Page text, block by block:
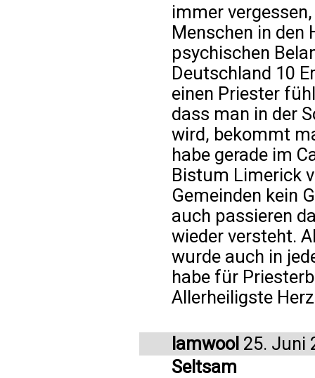
immer
Menschen in
psychischen
Deutschland 10
einen Priester
dass man in der
wird, bekommt
habe gerade im
Bistum Limerick
Gemeinden kein
auch passieren
wieder versteht.
wurde auch in
habe für
Allerheiligste
lamwool 25. Juni
Seltsam